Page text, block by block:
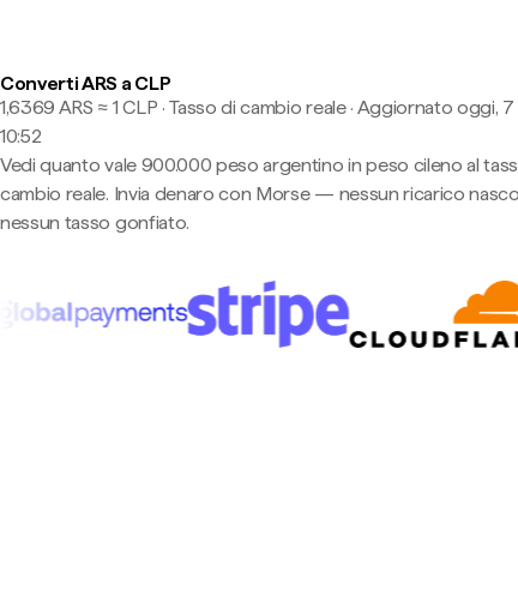
Converti ARS a CLP
1,6369 ARS ≈ 1 CLP · Tasso di cambio reale· Aggiornato oggi,
10:52
Vedi quanto vale 900.000 peso argentino in peso cileno al
cambio reale. Invia denaro con Morse — nessun ricarico
nessun tasso gonfiato.